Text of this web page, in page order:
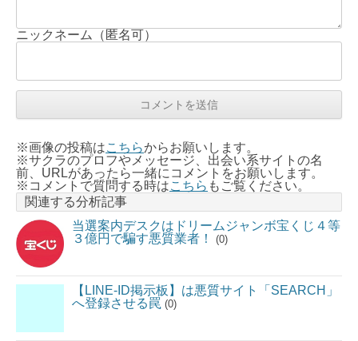
ニックネーム（匿名可）
※画像の投稿はこちらからお願いします。
※サクラのプロフやメッセージ、出会い系サイトの名
前、URLがあったら一緒にコメントをお願いします。
※コメントで質問する時はこちら もご覧ください。
関連する分析記事
当選案内デスクはドリームジャンボ宝くじ４等
３億円で騙す悪質業者！
(0)
【LINE-ID掲示板】は悪質サイト「SEARCH」
へ登録させる罠 (0)